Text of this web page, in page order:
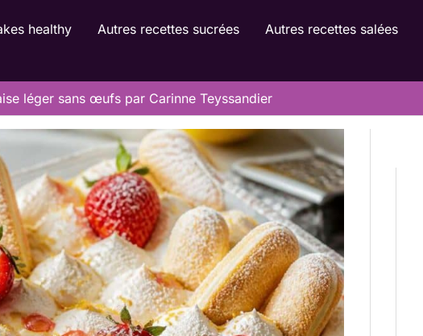
healthy Autres recettes sucrées Autres recettes salées
léger sans œufs par Carinne Teyssandier